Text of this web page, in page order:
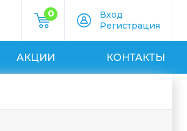
0
Вход
Регистрация
АКЦИИ КОНТАКТЫ